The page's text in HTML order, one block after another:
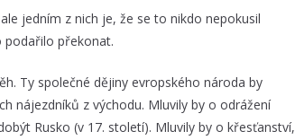
jedním z nich je, že se to nikdo nepokusil
podařilo překonat.
Ty společné dějiny evropského národa by
nájezdníků z východu. Mluvily by o odrážení
Rusko (v 17. století). Mluvily by o křesťanství,